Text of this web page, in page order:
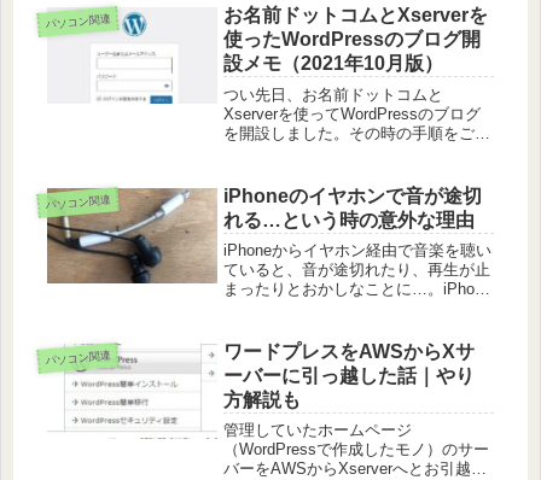
に見えるホコリと髪の毛が気になって
仕事に集中できない…。子供がキーキ
ャ...
パソコン関連
お名前ドットコムとXserverを
使ったWordPressのブログ開
設メモ（2021年10月版）
つい先日、お名前ドットコムと
Xserverを使ってWordPressのブログ
を開設しました。その時の手順をご紹
ットコムとXserverを使って
WordPressのブログを開...
パソコン関連
iPhoneのイヤホンで音が途切
れる…という時の意外な理由
iPhoneからイヤホン経由で音楽を聴い
ていると、音が途切れたり、再生が止
まったりとおかしなことに…。iPhone
ホン経由で音がおかしい…という方は
ぜひ本文をチェックしてく...
パソコン関連
ワードプレスをAWSからXサ
ーバーに引っ越した話｜やり
方解説も
管理していたホームページ
（WordPressで作成したモノ）のサー
バーをAWSからXserverへとお引越し